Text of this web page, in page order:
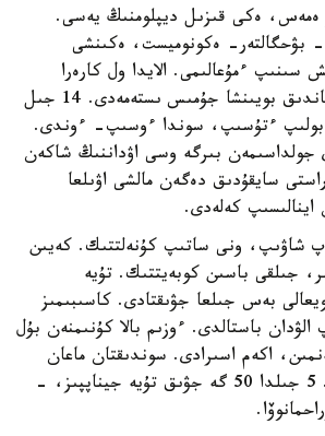
ەمەس، ەكى قىزىل ديپلومنىڭ يەسى.
- بۋحگالتەر- ەكونوميست، ەكىنشى
سىنىپ ءمۇعالىمى. الايدا ول كارەرا
قۋعان جوق. ەكى ماماندىق بويىنشا جۇمىس ىستەمەدى. 14 جىل
بولىپ ءتۇسىپ، سوندا ءوسىپ- ءوندى.
جولداسىمەن بىرگە وسى اۋداننىڭ شاكەن
سايقۇدىق دەگەن مالشى اۋىلعا
كەلەدى.
شاۋىپ، ونى ساتىپ كۇنەلتتىك. كەيىن
جىلقى باسىن كوبەيتتىك. تۇيە
بەس جىلعا جۋىقتادى. كاسىبىمىز
باستالدى. ءوزىم بالا كۇنىمنەن بۇل
اكەم اسىرادى. سوندىقتان ماعان
تاڭسىق بولعان جوق. 5 جىلدا 50 گە جۋىق تۇيە جيناپپىز، -